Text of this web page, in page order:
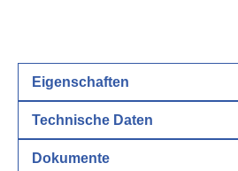
Eigenschaften
Technische Daten
Dokumente